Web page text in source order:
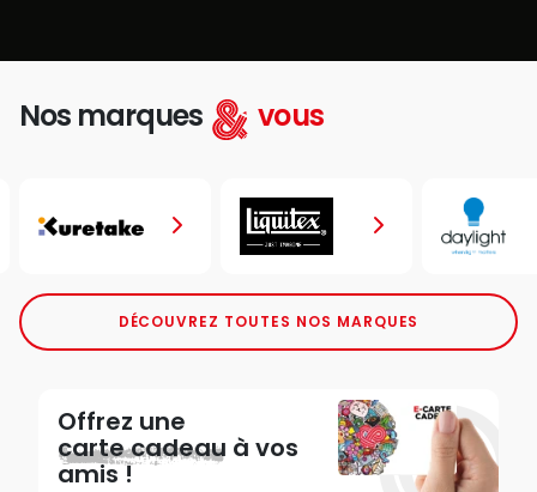
Nos marques vous
DÉCOUVREZ TOUTES NOS MARQUES
Offrez une
carte cadeau à vos
amis !